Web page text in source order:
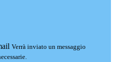
Verrà inviato un messaggio